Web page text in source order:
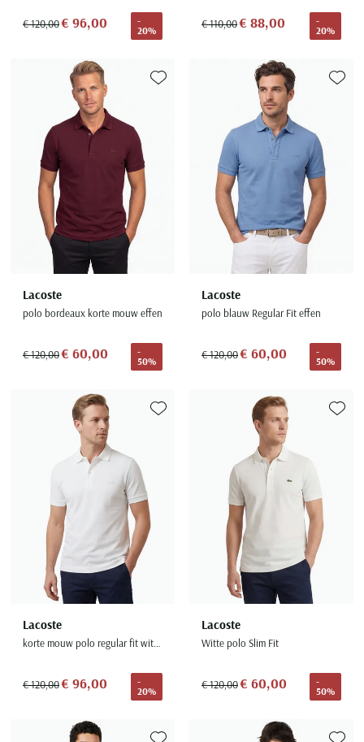
€ 120,00€ 96,00
-
20%
€ 110,00€ 88,00
-
20%
Lacoste
polo bordeaux korte mouw effen
€ 120,00€ 60,00
-
50%
Toevoegen aan favorieten
Lacoste
polo blauw Regular Fit effen
€ 120,00€ 60,00
-
50%
Lacoste
korte mouw polo regular fit wit 3-knoops katoen
€ 120,00€ 96,00
-
20%
Toevoegen aan favorieten
Lacoste
Witte polo Slim Fit
€ 120,00€ 60,00
-
50%